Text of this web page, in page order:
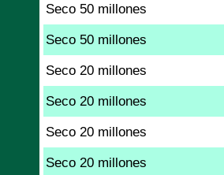
Seco 50 millones
Seco 50 millones
Seco 20 millones
Seco 20 millones
Seco 20 millones
Seco 20 millones